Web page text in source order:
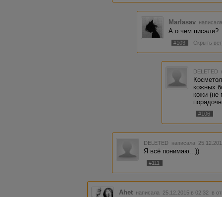
Marlasav
А о чем писали?
#103 Скрыть
DELETED
кожных
кожи (не
#106
DELETED написала
Я всё понимаю...))
#111
Ahet написала 25.12.2015 в 02:32 в